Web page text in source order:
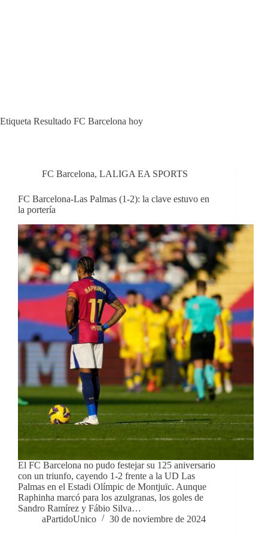
Etiqueta Resultado FC Barcelona hoy
FC Barcelona, LALIGA EA SPORTS
FC Barcelona-Las Palmas (1-2): la clave estuvo en
la portería
El FC Barcelona no pudo festejar su 125 aniversario
con un triunfo, cayendo 1-2 frente a la UD Las
Palmas en el Estadi Olímpic de Montjuïc. Aunque
Raphinha marcó para los azulgranas, los goles de
Sandro Ramírez y Fábio Silva…
aPartidoUnico
30 de noviembre de 2024